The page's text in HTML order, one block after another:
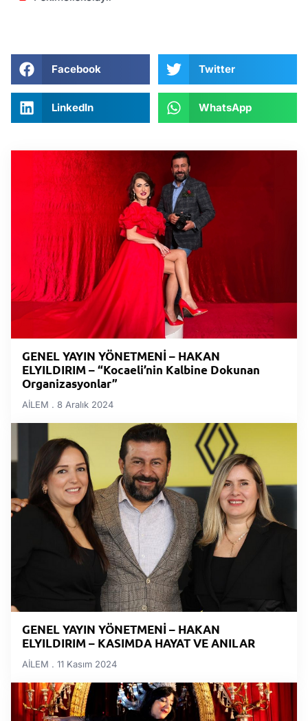
Facebook Twitter
LinkedIn WhatsApp
GENEL YAYIN YÖNETMENİ – HAKAN
ELYILDIRIM – “Kocaeli’nin Kalbine Dokunan
Organizasyonlar”
AİLEM 8 Aralık 2024
GENEL YAYIN YÖNETMENİ – HAKAN
ELYILDIRIM – KASIMDA HAYAT VE ANILAR
AİLEM 11 Kasım 2024